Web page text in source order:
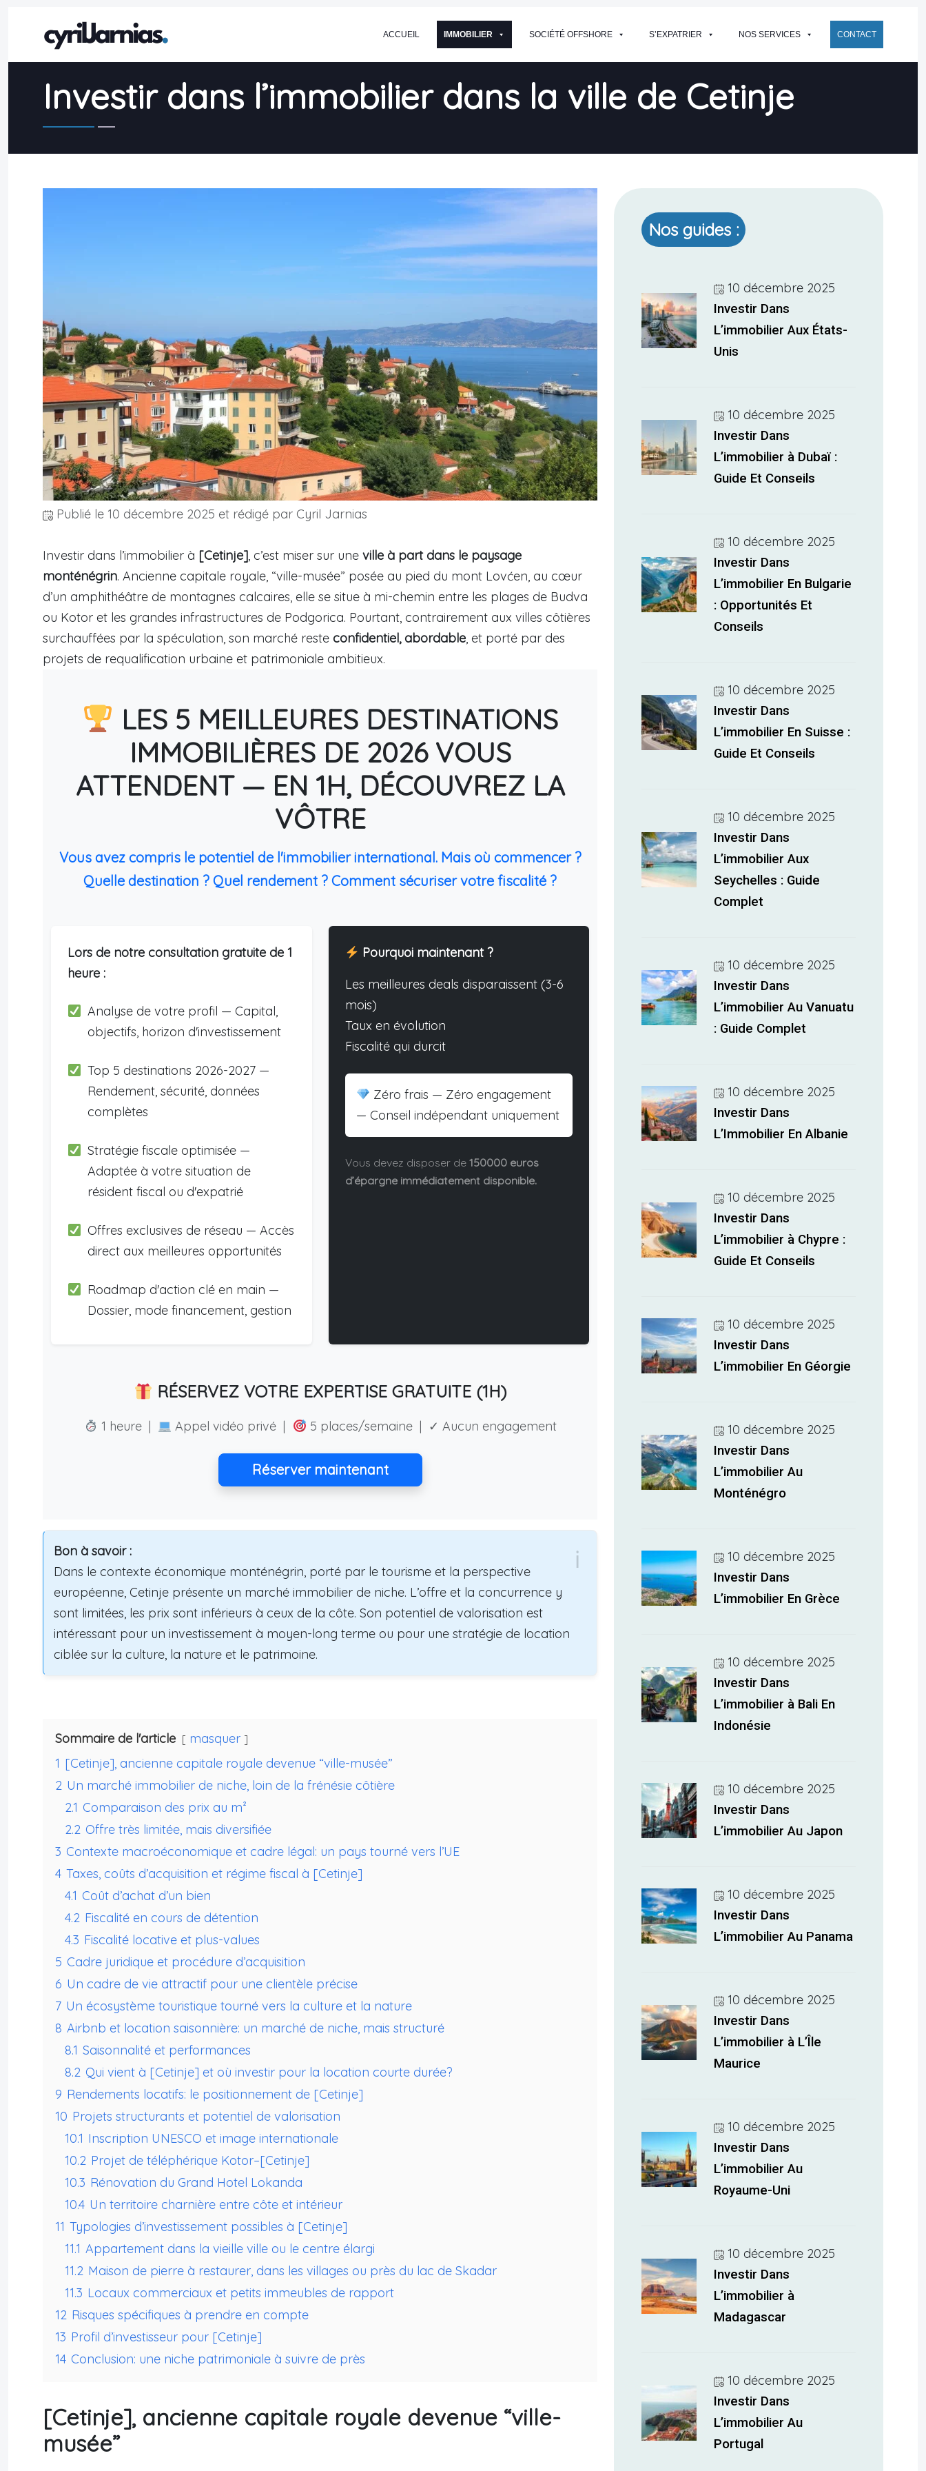
ACCUEIL IMMOBILIER SOCIÉTÉ OFFSHORE S’EXPATRIER NOS SERVICES CONTACT
Investir dans l’immobilier dans la ville de Cetinje
Publié le 10 décembre 2025 et rédigé par Cyril Jarnias
Investir dans l’immobilier à [Cetinje], c’est miser sur une ville à part dans le paysage
monténégrin. Ancienne capitale royale, “ville-musée” posée au pied du mont Lovćen, au cœur
d’un amphithéâtre de montagnes calcaires, elle se situe à mi-chemin entre les plages de Budva
ou Kotor et les grandes infrastructures de Podgorica. Pourtant, contrairement aux villes côtières
surchauffées par la spéculation, son marché reste confidentiel, abordable, et porté par des
projets de requalification urbaine et patrimoniale ambitieux.
LES 5 MEILLEURES DESTINATIONS
IMMOBILIÈRES DE 2026 VOUS
ATTENDENT — EN 1H, DÉCOUVREZ LA
VÔTRE
Vous avez compris le potentiel de l'immobilier international. Mais où commencer ?
Quelle destination ? Quel rendement ? Comment sécuriser votre fiscalité ?
Lors de notre consultation gratuite de 1
heure :
Analyse de votre profil — Capital,
objectifs, horizon d'investissement
Top 5 destinations 2026-2027 —
Rendement, sécurité, données
complètes
Stratégie fiscale optimisée —
Adaptée à votre situation de
résident fiscal ou d'expatrié
Offres exclusives de réseau — Accès
direct aux meilleures opportunités
Roadmap d'action clé en main —
Dossier, mode financement, gestion
Pourquoi maintenant ?
Les meilleures deals disparaissent (3-6
mois)
Taux en évolution
Fiscalité qui durcit
Zéro frais — Zéro engagement
— Conseil indépendant uniquement
Vous devez disposer de 150000 euros
d’épargne immédiatement disponible.
RÉSERVEZ VOTRE EXPERTISE GRATUITE (1H)
1 heure | Appel vidéo privé | 5 places/semaine | ✓ Aucun engagement
Réserver maintenant
Bon à savoir :
Dans le contexte économique monténégrin, porté par le tourisme et la perspective
européenne, Cetinje présente un marché immobilier de niche. L’offre et la concurrence y
sont limitées, les prix sont inférieurs à ceux de la côte. Son potentiel de valorisation est
intéressant pour un investissement à moyen-long terme ou pour une stratégie de location
ciblée sur la culture, la nature et le patrimoine.
Sommaire de l'article
masquer
1 [Cetinje], ancienne capitale royale devenue “ville-musée”
2 Un marché immobilier de niche, loin de la frénésie côtière
2.1 Comparaison des prix au m²
2.2 Offre très limitée, mais diversifiée
3 Contexte macroéconomique et cadre légal: un pays tourné vers l’UE
4 Taxes, coûts d’acquisition et régime fiscal à [Cetinje]
4.1 Coût d’achat d’un bien
4.2 Fiscalité en cours de détention
4.3 Fiscalité locative et plus-values
5 Cadre juridique et procédure d’acquisition
6 Un cadre de vie attractif pour une clientèle précise
7 Un écosystème touristique tourné vers la culture et la nature
8 Airbnb et location saisonnière: un marché de niche, mais structuré
8.1 Saisonnalité et performances
8.2 Qui vient à [Cetinje] et où investir pour la location courte durée?
9 Rendements locatifs: le positionnement de [Cetinje]
10 Projets structurants et potentiel de valorisation
10.1 Inscription UNESCO et image internationale
10.2 Projet de téléphérique Kotor–[Cetinje]
10.3 Rénovation du Grand Hotel Lokanda
10.4 Un territoire charnière entre côte et intérieur
11 Typologies d’investissement possibles à [Cetinje]
11.1 Appartement dans la vieille ville ou le centre élargi
11.2 Maison de pierre à restaurer, dans les villages ou près du lac de Skadar
11.3 Locaux commerciaux et petits immeubles de rapport
12 Risques spécifiques à prendre en compte
13 Profil d’investisseur pour [Cetinje]
14 Conclusion: une niche patrimoniale à suivre de près
[Cetinje], ancienne capitale royale devenue “ville-
musée”
Nos guides :
10 décembre 2025
Investir Dans
L’immobilier Aux États-
Unis
10 décembre 2025
Investir Dans
L’immobilier à Dubaï :
Guide Et Conseils
10 décembre 2025
Investir Dans
L’immobilier En Bulgarie
: Opportunités Et
Conseils
10 décembre 2025
Investir Dans
L’immobilier En Suisse :
Guide Et Conseils
10 décembre 2025
Investir Dans
L’immobilier Aux
Seychelles : Guide
Complet
10 décembre 2025
Investir Dans
L’immobilier Au Vanuatu
: Guide Complet
10 décembre 2025
Investir Dans
L’Immobilier En Albanie
10 décembre 2025
Investir Dans
L’immobilier à Chypre :
Guide Et Conseils
10 décembre 2025
Investir Dans
L’immobilier En Géorgie
10 décembre 2025
Investir Dans
L’immobilier Au
Monténégro
10 décembre 2025
Investir Dans
L’immobilier En Grèce
10 décembre 2025
Investir Dans
L’immobilier à Bali En
Indonésie
10 décembre 2025
Investir Dans
L’immobilier Au Japon
10 décembre 2025
Investir Dans
L’immobilier Au Panama
10 décembre 2025
Investir Dans
L’immobilier à L’Île
Maurice
10 décembre 2025
Investir Dans
L’immobilier Au
Royaume-Uni
10 décembre 2025
Investir Dans
L’immobilier à
Madagascar
10 décembre 2025
Investir Dans
L’immobilier Au
Portugal